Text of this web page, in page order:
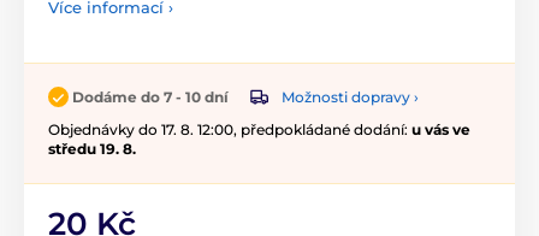
Více informací ›
Dodáme do 7 - 10 dní
Možnosti dopravy ›
Objednávky do 17. 8. 12:00, předpokládané dodání: u vás ve
středu 19. 8.
20 Kč